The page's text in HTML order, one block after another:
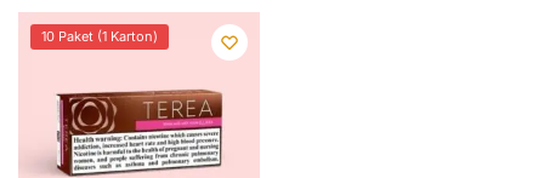
10 Paket (1 Karton)